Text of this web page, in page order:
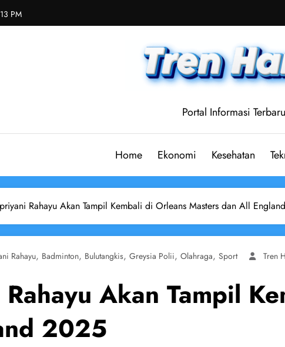
PM
Portal Informasi
Home Ekonomi Kesehatan
Rahayu Akan Tampil Kembali di Orleans Masters dan All
Rahayu, Badminton, Bulutangkis, Greysia Polii, Olahraga, Sport Tren
Akan Tampil
2025